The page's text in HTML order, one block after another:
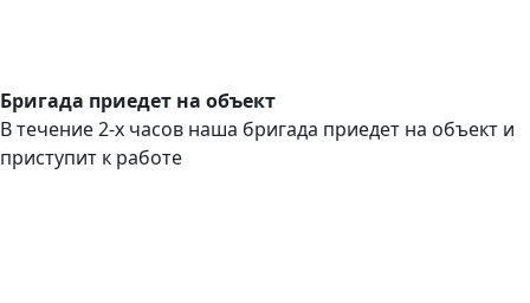
Бригада приедет на объект
В течение 2-х часов наша бригада приедет на объект и
приступит к работе